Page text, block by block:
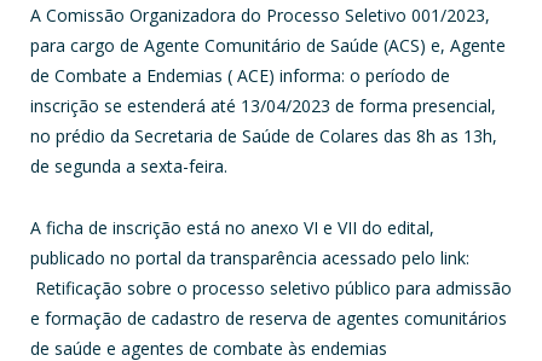
A Comissão Organizadora do Processo Seletivo 001/2023,
para cargo de Agente Comunitário de Saúde (ACS) e, Agente
de Combate a Endemias ( ACE) informa: o período de
inscrição se estenderá até 13/04/2023 de forma presencial,
no prédio da Secretaria de Saúde de Colares das 8h as 13h,
de segunda a sexta-feira.
A ficha de inscrição está no anexo VI e VII do edital,
publicado no portal da transparência acessado pelo link:
Retificação sobre o processo seletivo público para admissão
e formação de cadastro de reserva de agentes comunitários
de saúde e agentes de combate às endemias